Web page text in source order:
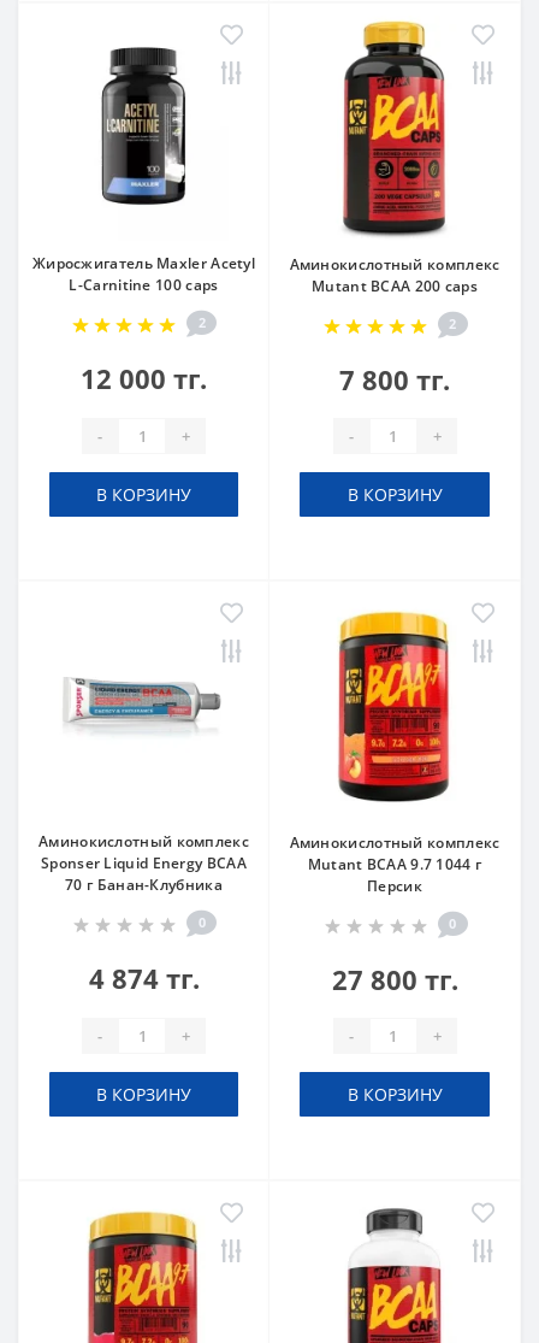
Жиросжигатель Maxler Acetyl
L-Carnitine 100 caps
2
12 000 тг.
- +
В КОРЗИНУ
Аминокислотный комплекс
Mutant BCAA 200 caps
2
7 800 тг.
- +
В КОРЗИНУ
Аминокислотный комплекс
Sponser Liquid Energy BCAA
70 г Банан-Клубника
0
4 874 тг.
- +
В КОРЗИНУ
Аминокислотный комплекс
Mutant BCAA 9.7 1044 г
Персик
0
27 800 тг.
- +
В КОРЗИНУ